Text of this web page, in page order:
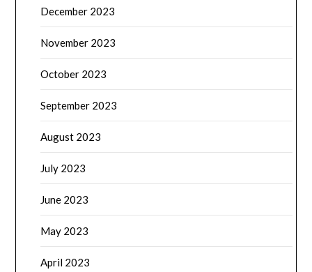
December 2023
November 2023
October 2023
September 2023
August 2023
July 2023
June 2023
May 2023
April 2023